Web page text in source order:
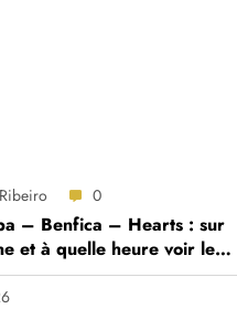
0
– Benfica – Hearts : sur
et à quelle heure voir le